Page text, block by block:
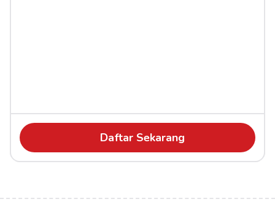
Daftar Sekarang